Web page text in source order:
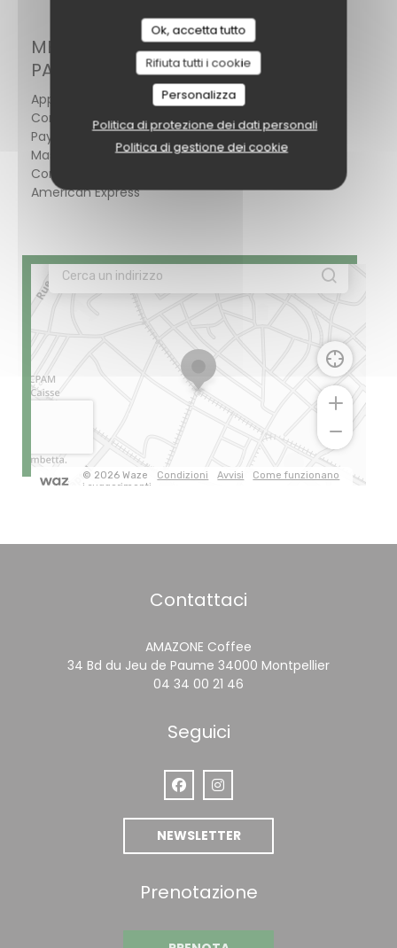
Ok, accetta tutto
Rifiuta tutti i cookie
Personalizza
Politica di protezione dei dati personali
Politica di gestione dei cookie
METODO DI
PAGAMENTO
Apple Pay,
Contactless
Payment, Eurocard /
Mastercard,
Contanti, Visa,
American Express
Contattaci
AMAZONE Coffee
34 Bd du Jeu de Paume 34000 Montpellier((apre
04 34 00 21 46
Seguici
Facebook ((apre una nuova
Instagram ((apre una
NEWSLETTER
Prenotazione